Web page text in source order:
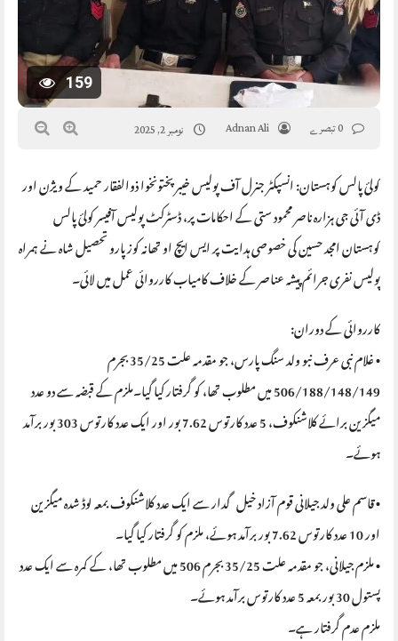
159
Adnan Ali نومبر 2, 2025
کولئ پالس کوہستان: انسپکٹر جنرل آف پولیس خیبر پختونخوا ذوالفقار حمید کے ویژن اور
ڈی آئی جی ہزارہ ناصر محمود ستی کے احکامات پر، ڈسٹرکٹ پولیس آفیسر کولئ پالس
کوہستان امجد حسین کی خصوصی ہدایت پر ایس ایچ او تھانہ کوز پارو تحصیل شاہ نے ہمراہ
پولیس نفری جرائم پیشہ عناصر کے خلاف کامیاب کارروائی عمل میں لائی۔
کارروائی کے دوران:
• غلام نبی عرف نبو ولد سنگ پارس، جو مقدمہ علت 35/25 بجرم
506/188/148/149 میں مطلوب تھا، کو گرفتار کیا گیا۔ملزم کے قبضہ سے دو عدد
میگزین برائے کلاشنکوف، 5 عدد کارتوس 7.62 بور اور ایک عدد کارتوس 303 بور برآمد
ہوئے۔
• قاسم علی ولد جیلانی قوم آزاد خیل گدار سے ایک عدد کلاشنکوف بمعہ لوڈ شدہ میگزین
اور 10 عدد کارتوس 7.62 بور برآمد ہوئے، ملزم کو گرفتار کیا گیا۔
• ملزم جیلانی، جو مقدمہ علت 35/25 بجرم 506 میں مطلوب تھا، کے کمرہ سے ایک عدد
پستول 30 بور بمعہ 5 عدد کارتوس برآمد ہوئے۔
ملزم عدم گرفتار ہے۔